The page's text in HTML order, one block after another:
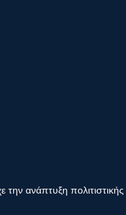
ανάπτυξη